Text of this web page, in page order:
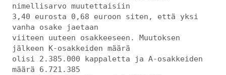
nimellisarvo muutettaisiin
3,40 eurosta 0,68 euroon siten, että yksi
vanha osake jaetaan
viiteen uuteen osakkeeseen. Muutoksen
jälkeen K-osakkeiden määrä
olisi 2.385.000 kappaletta ja A-osakkeiden
määrä 6.721.385